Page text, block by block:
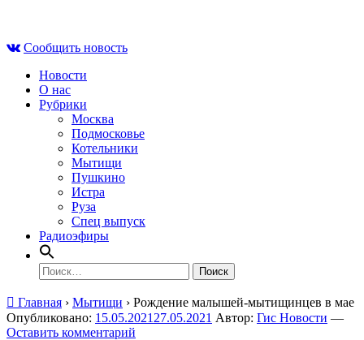
contentСообщить новость
Новости
О нас
Рубрики
Москва
Подмосковье
Котельники
Мытищи
Пушкино
Истра
Руза
Спец выпуск
Радиоэфиры
Найти:
Главная › Мытищи › Рождение малышей-мытищинцев в мае
Опубликовано: 15.05.2021 27.05.2021 Автор: Гис Новости —
Оставить комментарий